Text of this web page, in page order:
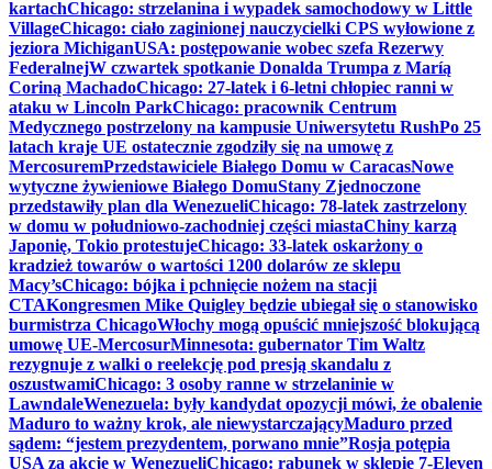
kartachChicago: strzelanina i wypadek samochodowy w Little
VillageChicago: ciało zaginionej nauczycielki CPS wyłowione z
jeziora MichiganUSA: postępowanie wobec szefa Rezerwy
FederalnejW czwartek spotkanie Donalda Trumpa z Maríą
Coriną MachadoChicago: 27-latek i 6-letni chłopiec ranni w
ataku w Lincoln ParkChicago: pracownik Centrum
Medycznego postrzelony na kampusie Uniwersytetu RushPo 25
latach kraje UE ostatecznie zgodziły się na umowę z
MercosuremPrzedstawiciele Białego Domu w CaracasNowe
wytyczne żywieniowe Białego DomuStany Zjednoczone
przedstawiły plan dla WenezueliChicago: 78-latek zastrzelony
w domu w południowo-zachodniej części miastaChiny karzą
Japonię, Tokio protestujeChicago: 33-latek oskarżony o
kradzież towarów o wartości 1200 dolarów ze sklepu
Macy’sChicago: bójka i pchnięcie nożem na stacji
CTAKongresmen Mike Quigley będzie ubiegał się o stanowisko
burmistrza ChicagoWłochy mogą opuścić mniejszość blokującą
umowę UE-MercosurMinnesota: gubernator Tim Waltz
rezygnuje z walki o reelekcję pod presją skandalu z
oszustwamiChicago: 3 osoby ranne w strzelaninie w
LawndaleWenezuela: były kandydat opozycji mówi, że obalenie
Maduro to ważny krok, ale niewystarczającyMaduro przed
sądem: “jestem prezydentem, porwano mnie”Rosja potępia
USA za akcję w WenezueliChicago: rabunek w sklepie 7-Eleven